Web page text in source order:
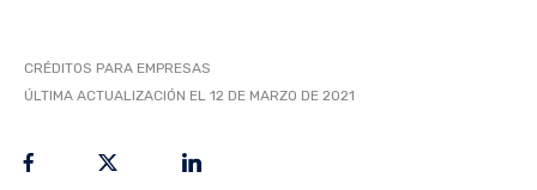
CRÉDITOS PARA EMPRESAS
ÚLTIMA ACTUALIZACIÓN EL 12 DE MARZO DE 2021